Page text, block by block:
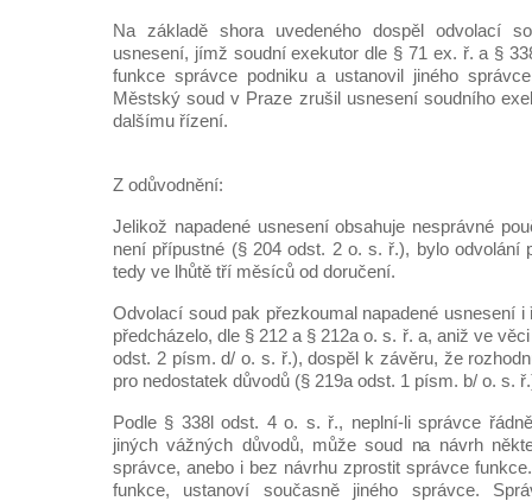
Na základě shora uvedeného dospěl odvolací
usnesení, jímž soudní exekutor dle § 71 ex. ř. a §
funkce správce podniku a ustanovil jiného
Městský soud v Praze zrušil usnesení soudního
dalšímu řízení.
Z odůvodnění:
Jelikož napadené usnesení obsahuje nesprávné
není přípustné (§ 204 odst. 2 o. s. ř.), bylo odvolání
tedy ve lhůtě tří měsíců od doručení.
Odvolací soud pak přezkoumal napadené usnesení
předcházelo, dle § 212 a § 212a o. s. ř. a, aniž ve
odst. 2 písm. d/ o. s. ř.), dospěl k závěru, že
pro nedostatek důvodů (§ 219a odst. 1 písm. b/ o. s.
Podle § 338l odst. 4 o. s. ř., neplní-li správce
jiných vážných důvodů, může soud na návrh
správce, anebo i bez návrhu zprostit správce
funkce, ustanoví současně jiného správce.